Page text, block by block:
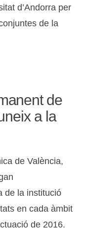
d’Andorra per
de la
de
a la
de València,
de la institució
en cada àmbit
de 2016.